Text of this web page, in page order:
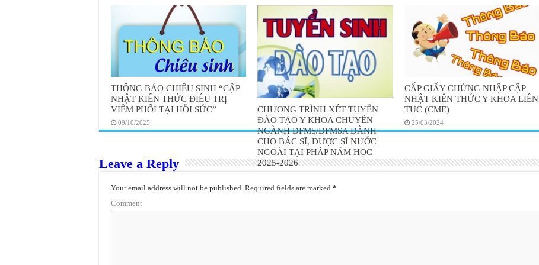
THÔNG BÁO CHIÊU SINH “CẬP
NHẬT KIẾN THỨC ĐIỀU TRỊ
VIÊM PHỔI TẠI HỒI SỨC”
09/10/2025
CHƯƠNG TRÌNH XÉT TUYỂN
ĐÀO TẠO Y KHOA CHUYÊN
NGÀNH DFMS/DFMSA DÀNH
CHO BÁC SĨ, DƯỢC SĨ NƯỚC
NGOÀI TẠI PHÁP NĂM HỌC
2025-2026
CẤP GIẤY CHỨNG NHẬP CẬP
NHẬT KIẾN THỨC Y KHOA LIÊN
TỤC (CME)
25/03/2024
Leave a Reply
Your email address will not be published. Required fields are marked *
Comment